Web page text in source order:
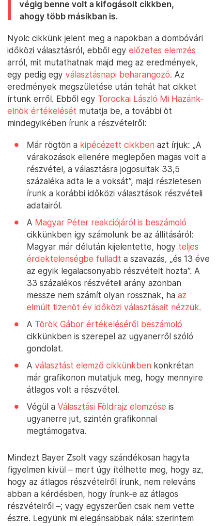
végig benne volt a kifogásolt cikkben,
ahogy több másikban is.
Nyolc cikkünk jelent meg a napokban a dombóvári
időközi választásról, ebből egy előzetes elemzés
arról, mit mutathatnak majd meg az eredmények,
egy pedig egy választásnapi beharangozó. Az
eredmények megszületése után tehát hat cikket
írtunk erről. Ebből egy Torockai László Mi Hazánk-
elnök értékelését mutatja be, a további öt
mindegyikében írunk a részvételről:
Már rögtön a kipécézett cikkben azt írjuk: „A
várakozások ellenére meglepően magas volt a
részvétel, a választásra jogosultak 33,5
százaléka adta le a voksát”, majd részletesen
írunk a korábbi időközi választások részvételi
adatairól.
A Magyar Péter reakciójáról is beszámoló
cikkünkben így számolunk be az állításáról:
Magyar már délután kijelentette, hogy teljes
érdektelenségbe fulladt a szavazás, „és 13 éve
az egyik legalacsonyabb részvételt hozta”. A
33 százalékos részvételi arány azonban
messze nem számít olyan rossznak, ha az
elmúlt tizenöt év időközi választásait nézzük.
A Török Gábor értékeléséről beszámoló
cikkünkben is szerepel az ugyanerről szóló
gondolat.
A választást elemző cikkünkben konkrétan
már grafikonon mutatjuk meg, hogy mennyire
átlagos volt a részvétel.
Végül a Választási Földrajz elemzése is
ugyanerre jut, szintén grafikonnal
megtámogatva.
Mindezt Bayer Zsolt vagy szándékosan hagyta
figyelmen kívül – mert úgy ítélhette meg, hogy az,
hogy az átlagos részvételről írunk, nem releváns
abban a kérdésben, hogy írunk-e az átlagos
részvételről –; vagy egyszerűen csak nem vette
észre. Legyünk mi elegánsabbak nála: szerintem